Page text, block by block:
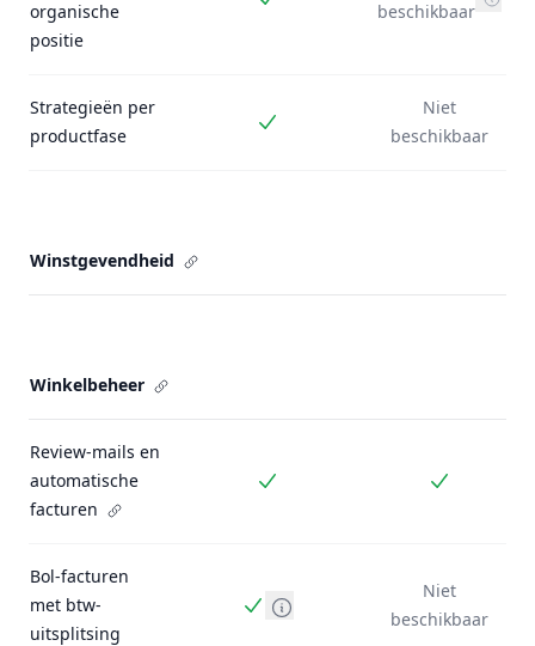
organische
positie
Inbegrepen beschikbaar
Strategieën per
productfase
Inbegrepen
Niet
beschikbaar
Winstgevendheid
Winkelbeheer
Review-mails en
automatische
facturen
Inbegrepen
Bol-facturen
met btw-
uitsplitsing
Inbegrepen
Niet
beschikbaar